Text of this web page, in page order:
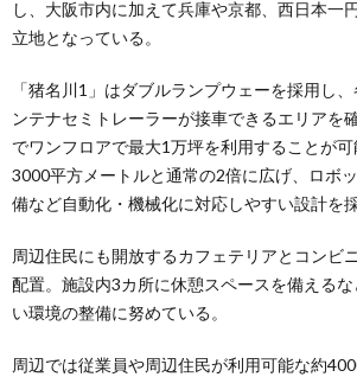
し、大阪市内に加えて兵庫や京都、西日本一
立地となっている。
「猪名川1」はダブルランプウェーを採用し
ンテナセミトレーラーが接車できるエリアを
でワンフロアで最大1万坪を利用することが
3000平方メートルと通常の2倍に広げ、ロボ
備など自動化・機械化に対応しやすい設計を
周辺住民にも開放するカフェテリアとコンビ
配置。施設内3カ所に休憩スペースを備える
い環境の整備に努めている。
周辺では従業員や周辺住民が利用可能な約